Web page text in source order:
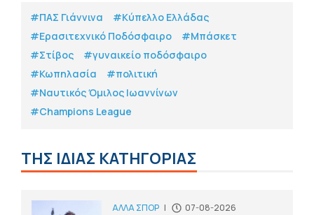
#ΠΑΣ Γιάννινα
#Κύπελλο Ελλάδας
#Eρασιτεχνικό Ποδόσφαιρο
#Μπάσκετ
#Στίβος
#γυναικείο ποδόσφαιρο
#Κωπηλασία
#πολιτική
#Ναυτικός Όμιλος Ιωαννίνων
#Champions League
ΤΗΣ ΙΔΙΑΣ ΚΑΤΗΓΟΡΙΑΣ
ΑΛΛΑ ΣΠΟΡ | 07-08-2026